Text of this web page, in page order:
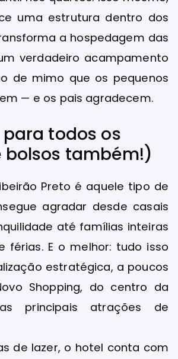
uma estrutura dentro dos
a hospedagem das
verdadeiro acampamento
de mimo que os pequenos
— e os pais agradecem.
todos os
bolsos também!)
Preto é aquele tipo de
agradar desde casais
até famílias inteiras
férias. E o melhor: tudo isso
estratégica, a poucos
Shopping, do centro da
principais atrações de
de lazer, o hotel conta com